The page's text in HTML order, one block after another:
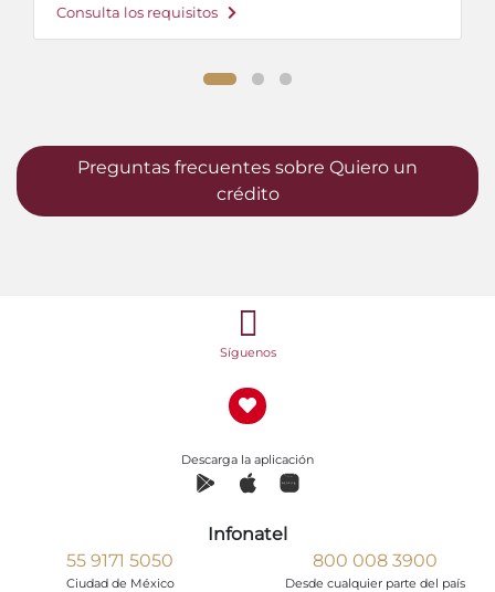
Consulta los requisitos
Preguntas frecuentes sobre Quiero un
crédito
Síguenos
Descarga la aplicación
Infonatel
55 9171 5050
Ciudad de México
800 008 3900
Desde cualquier parte del país